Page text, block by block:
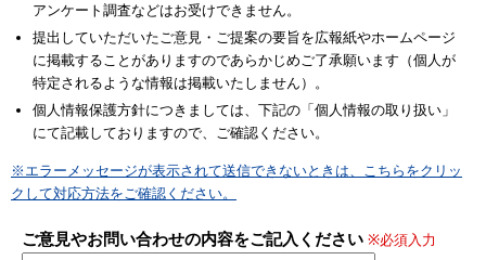
アンケート調査などはお受けできません。
提出していただいたご意見・ご提案の要旨を広報紙やホームページ
に掲載することがありますのであらかじめご了承願います（個人が
特定されるような情報は掲載いたしません）。
個人情報保護方針につきましては、下記の「個人情報の取り扱い」
にて記載しておりますので、ご確認ください。
※エラーメッセージが表示されて送信できないときは、こちらをクリッ
クして対応方法をご確認ください。
ご意見やお問い合わせの内容をご記入ください ※必須入力